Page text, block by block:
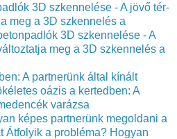
3D szkennelése - A jövő tér-
meg a 3D szkennelés a
3D szkennelése - A
meg a 3D szkennelés a
A partnerünk által kínált
oázis a kertedben: A
varázsa
képes partnerünk megoldani a
Átfolyik a probléma? Hogyan